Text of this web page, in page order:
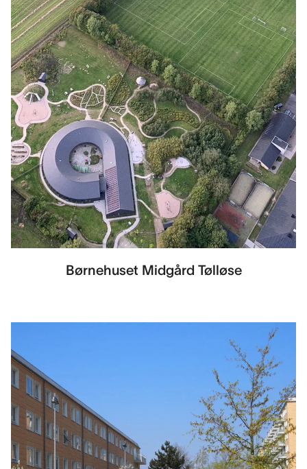
Børnehuset Midgård Tølløse